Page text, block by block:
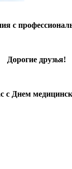
с
Дорогие друзья!
с Днем